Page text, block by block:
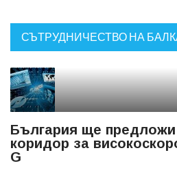
СЪТРУДНИЧЕСТВО НА
България ще предложи
коридор за
G